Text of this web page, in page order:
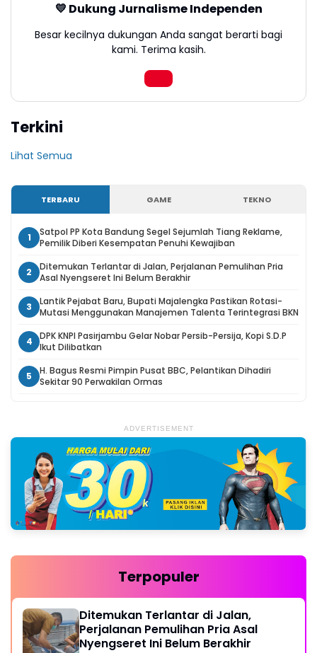
💛 Dukung Jurnalisme Independen
Besar kecilnya dukungan Anda sangat berarti bagi
kami. Terima kasih.
Terkini
Lihat Semua
TERBARU GAME TEKNO
1
Satpol PP Kota Bandung Segel Sejumlah Tiang Reklame,
Pemilik Diberi Kesempatan Penuhi Kewajiban
2
Ditemukan Terlantar di Jalan, Perjalanan Pemulihan Pria
Asal Nyengseret Ini Belum Berakhir
3
Lantik Pejabat Baru, Bupati Majalengka Pastikan Rotasi-
Mutasi Menggunakan Manajemen Talenta Terintegrasi BKN
4
DPK KNPI Pasirjambu Gelar Nobar Persib-Persija, Kopi S.D.P
Ikut Dilibatkan
5
H. Bagus Resmi Pimpin Pusat BBC, Pelantikan Dihadiri
Sekitar 90 Perwakilan Ormas
ADVERTISEMENT
Terpopuler
Ditemukan Terlantar di Jalan,
Perjalanan Pemulihan Pria Asal
Nyengseret Ini Belum Berakhir